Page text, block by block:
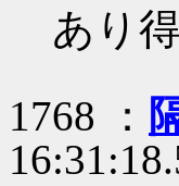
あり
1768 ：